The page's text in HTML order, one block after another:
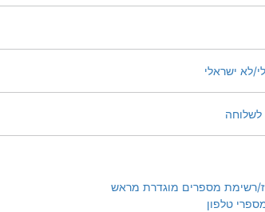
לא ישראלי
רשימת מספרים מוגדרת מראש
טלפון